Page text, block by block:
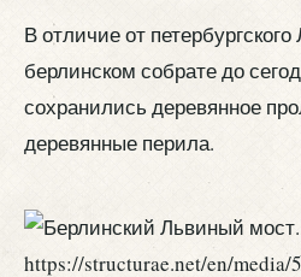
В отличие от
берлинском собрате до
сохранились деревянное
деревянные перила.